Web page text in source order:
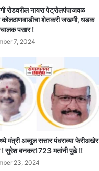
रोडवरील नायरा पेट्रोलपंपाजवळ
कोलठाणवाडीचा शेतकरी जखमी, धडक
पसार !
7, 2024
मंत्री अब्दुल सत्तार पंधराव्या फेरीअखेर
! सुरेश बनकर1723 मतांनी पुढे !!
23, 2024